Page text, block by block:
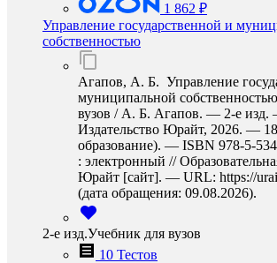
1 862 ₽
Управление государственной и
собственностью
Агапов, А. Б. Управление
муниципальной
вузов / А. Б. Агапов. — 2-е
Издательство Юрайт, 2026. —
образование). — ISBN 978-5-
: электронный //
Юрайт [сайт]. — URL: https://
(дата обращения: 09.08.2026).
2-е изд.Учебник для вузов
10 Тестов